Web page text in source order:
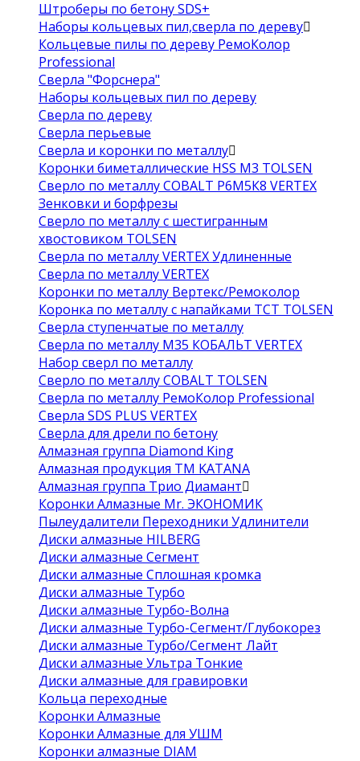
Штроберы по бетону SDS+
Наборы кольцевых пил,сверла по дереву
Кольцевые пилы по дереву РемоКолор
Professional
Сверла "Форснера"
Наборы кольцевых пил по дереву
Сверла по дереву
Сверла перьевые
Сверла и коронки по металлу
Коронки биметаллические HSS M3 TOLSEN
Сверло по металлу COBALT Р6М5К8 VERTEX
Зенковки и борфрезы
Сверло по металлу с шестигранным
хвостовиком TOLSEN
Сверла по металлу VERTEX Удлиненные
Сверла по металлу VERTEX
Коронки по металлу Вертекс/Ремоколор
Коронка по металлу с напайками TCT TOLSEN
Сверла ступенчатые по металлу
Сверла по металлу М35 КОБАЛЬТ VERTEX
Набор сверл по металлу
Сверло по металлу COBALT TOLSEN
Сверла по металлу РемоКолор Professional
Сверла SDS PLUS VERTEX
Сверла для дрели по бетону
Алмазная группа Diamond King
Алмазная продукция ТМ KATANA
Алмазная группа Трио Диамант
Коронки Алмазные Mr. ЭКОНОМИК
Пылеудалители Переходники Удлинители
Диски алмазные HILBERG
Диски алмазные Сегмент
Диски алмазные Сплошная кромка
Диски алмазные Турбо
Диски алмазные Турбо-Волна
Диски алмазные Турбо-Сегмент/Глубокорез
Диски алмазные Турбо/Сегмент Лайт
Диски алмазные Ультра Тонкие
Диски алмазные для гравировки
Кольца переходные
Коронки Алмазные
Коронки Алмазные для УШМ
Коронки алмазные DIAM